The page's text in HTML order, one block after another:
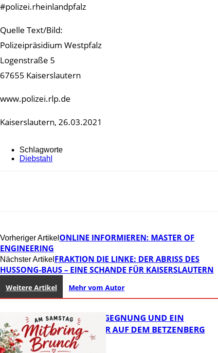
#polizei.rheinlandpfalz
Quelle Text/Bild:
Polizeipräsidium Westpfalz
Logenstraße 5
67655 Kaiserslautern
www.polizei.rlp.de
Kaiserslautern, 26.03.2021
Schlagworte
Diebstahl
Vorheriger Artikel ONLINE INFORMIEREN: MASTER OF
ENGINEERING
Nächster Artikel FRAKTION DIE LINKE: DER ABRISS DES
HUSSONG-BAUS – EINE SCHANDE FÜR KAISERSLAUTERN
Weitere Artikel Mehr vom Autor
BRUNCH, BEGEGNUNG UND EIN
OFFENES OHR AUF DEM BETZENBERG